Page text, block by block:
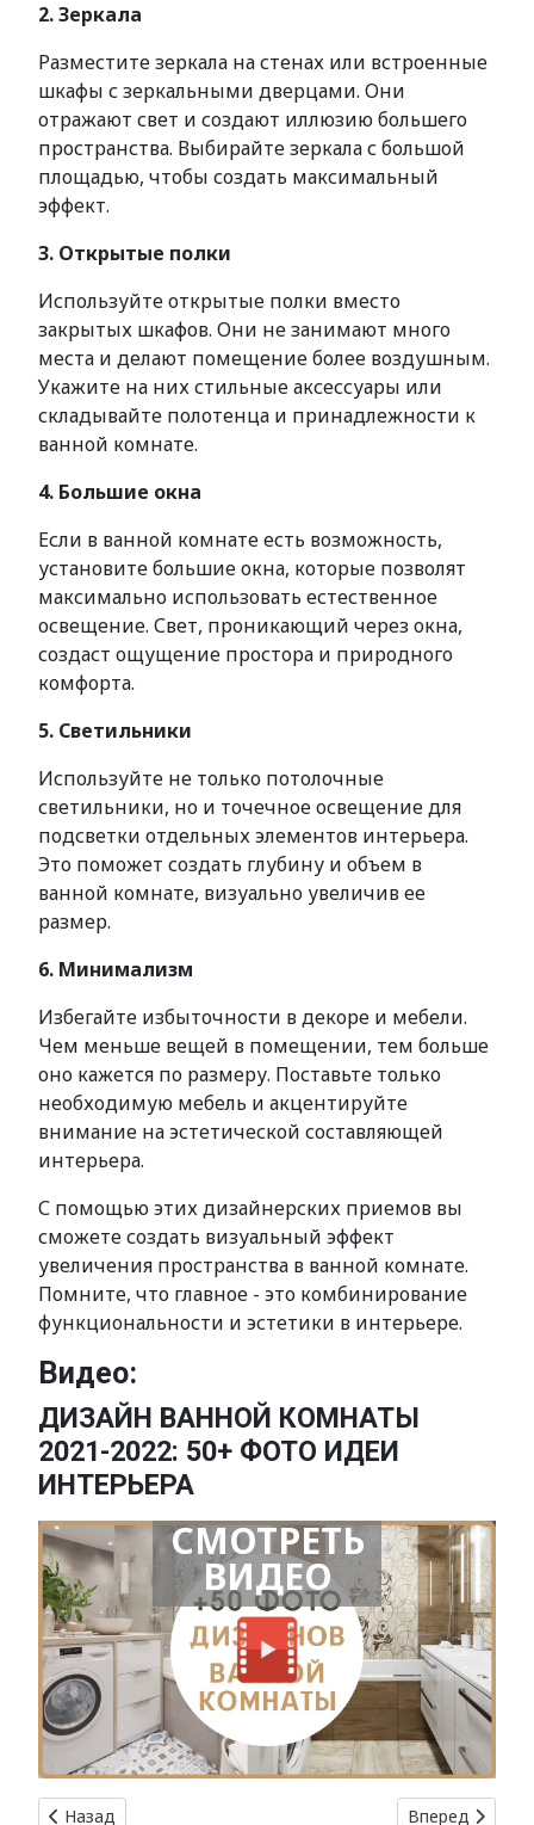
2. Зеркала
Разместите зеркала на стенах или встроенные
шкафы с зеркальными дверцами. Они
отражают свет и создают иллюзию большего
пространства. Выбирайте зеркала с большой
площадью, чтобы создать максимальный
эффект.
3. Открытые полки
Используйте открытые полки вместо
закрытых шкафов. Они не занимают много
места и делают помещение более воздушным.
Укажите на них стильные аксессуары или
складывайте полотенца и принадлежности к
ванной комнате.
4. Большие окна
Если в ванной комнате есть возможность,
установите большие окна, которые позволят
максимально использовать естественное
освещение. Свет, проникающий через окна,
создаст ощущение простора и природного
комфорта.
5. Светильники
Используйте не только потолочные
светильники, но и точечное освещение для
подсветки отдельных элементов интерьера.
Это поможет создать глубину и объем в
ванной комнате, визуально увеличив ее
размер.
6. Минимализм
Избегайте избыточности в декоре и мебели.
Чем меньше вещей в помещении, тем больше
оно кажется по размеру. Поставьте только
необходимую мебель и акцентируйте
внимание на эстетической составляющей
интерьера.
С помощью этих дизайнерских приемов вы
сможете создать визуальный эффект
увеличения пространства в ванной комнате.
Помните, что главное - это комбинирование
функциональности и эстетики в интерьере.
Видео:
ДИЗАЙН ВАННОЙ КОМНАТЫ
2021-2022: 50+ ФОТО ИДЕИ
ИНТЕРЬЕРА
СМОТРЕТЬ
ВИДЕО
Предыдущий: Дизайн интерьера кафе: как создать
Назад Следующий:
Вперед